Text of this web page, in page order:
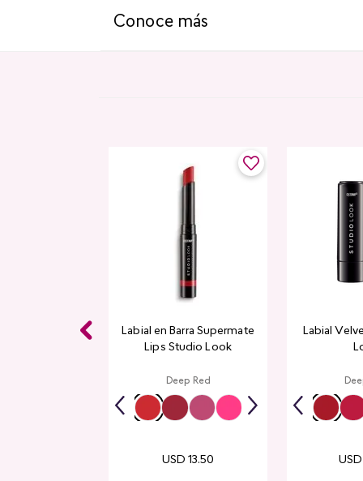
Conoce más
Labial en Barra Supermate
Lips Studio Look
Deep Red
USD 13.50
Labial
USD